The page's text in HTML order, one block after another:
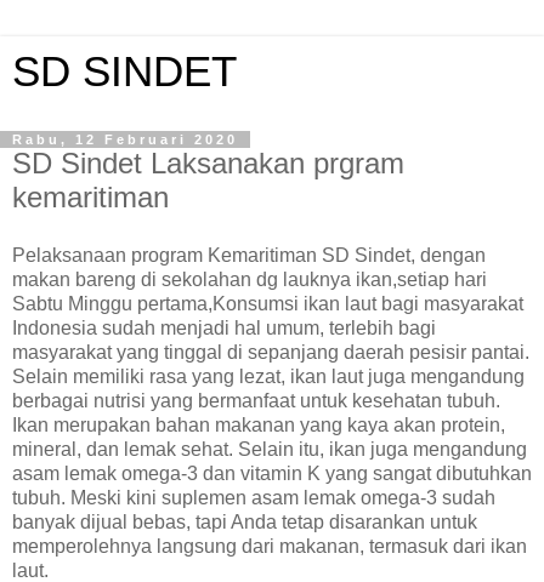
SD SINDET
Rabu, 12 Februari 2020
SD Sindet Laksanakan prgram
kemaritiman
Pelaksanaan program Kemaritiman SD Sindet, dengan
makan bareng di sekolahan dg lauknya ikan,setiap hari
Sabtu Minggu pertama,Konsumsi ikan laut bagi masyarakat
Indonesia sudah menjadi hal umum, terlebih bagi
masyarakat yang tinggal di sepanjang daerah pesisir pantai.
Selain memiliki rasa yang lezat, ikan laut juga mengandung
berbagai nutrisi yang bermanfaat untuk kesehatan tubuh.
Ikan merupakan bahan makanan yang kaya akan protein,
mineral, dan lemak sehat. Selain itu, ikan juga mengandung
asam lemak omega-3 dan vitamin K yang sangat dibutuhkan
tubuh. Meski kini suplemen asam lemak omega-3 sudah
banyak dijual bebas, tapi Anda tetap disarankan untuk
memperolehnya langsung dari makanan, termasuk dari ikan
laut.